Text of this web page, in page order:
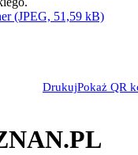
(JPEG, 51,59 kB)
DrukujPokaż QR